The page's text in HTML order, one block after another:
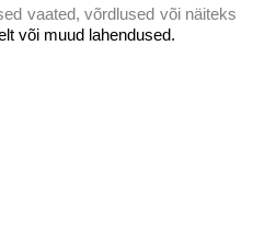
vaated, võrdlused või näiteks
või muud lahendused.